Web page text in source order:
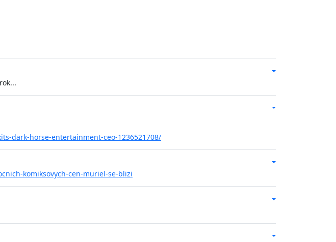
dark-horse-entertainment-ceo-1236521708/
komiksovych-cen-muriel-se-blizi